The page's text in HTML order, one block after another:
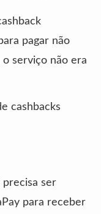
pagar não
serviço não era
cashbacks
ser
para receber